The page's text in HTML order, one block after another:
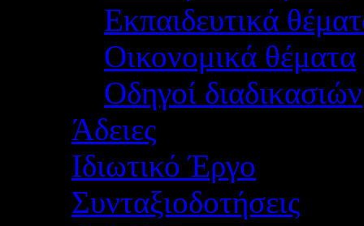
Εκπαιδευτικά
Οικονομικά θέματα
Οδηγοί διαδικασιών
Άδειες
Ιδιωτικό Έργο
Συνταξιοδοτήσεις